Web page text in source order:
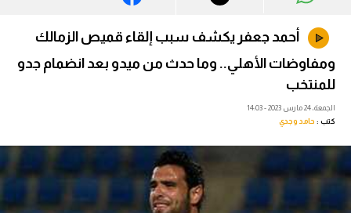
فانتازي في الجول
مسابقة التوقعات
فيديوهات
عدسات
آراء حرة
أحمد جعفر يكشف سبب إلقاء قميص الزمالك
ومفاوضات الأهلي.. وما حدث من ميدو بعد انضمام جدو
للمنتخب
الجمعة، 24 مارس 2023 - 14:03
كتب : حامد وجدي